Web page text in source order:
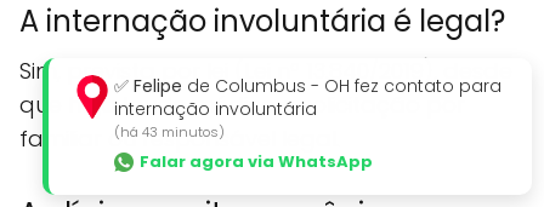
A internação involuntária é legal?
Sim, prevista por lei (Lei nº 13.840/2019), desde
que haja laudo médico e solicitação por
familiar ou responsável legal.
✅ Felipe de Columbus - OH fez contato para
internação involuntária
(há 43 minutos)
Falar agora via WhatsApp